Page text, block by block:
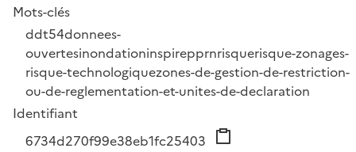
Mots-clés
ddt54donnees-
ouvertesinondationinspirepprnrisquerisque-zonages-
risque-technologiquezones-de-gestion-de-restriction-
ou-de-reglementation-et-unites-de-declaration
Identifiant
6734d270f99e38eb1fc25403